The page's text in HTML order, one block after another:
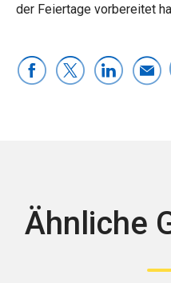
der Feiertage vorbereitet
Ähnliche